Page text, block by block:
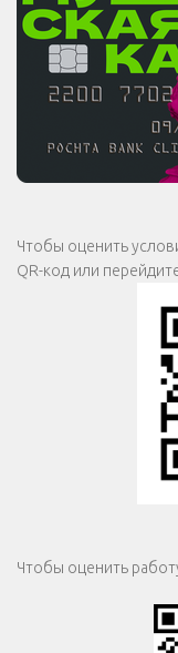
Чтобы оценить
QR-код или
Чтобы оценить